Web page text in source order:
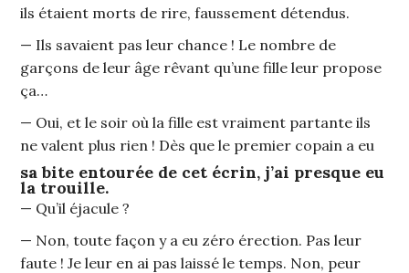
ils étaient morts de rire, faussement détendus.
— Ils savaient pas leur chance ! Le nombre de
garçons de leur âge rêvant qu’une fille leur propose
ça…
— Oui, et le soir où la fille est vraiment partante ils
ne valent plus rien ! Dès que le premier copain a eu
sa bite entourée de cet écrin, j’ai presque eu
la trouille.
— Qu’il éjacule ?
— Non, toute façon y a eu zéro érection. Pas leur
faute ! Je leur en ai pas laissé le temps. Non, peur